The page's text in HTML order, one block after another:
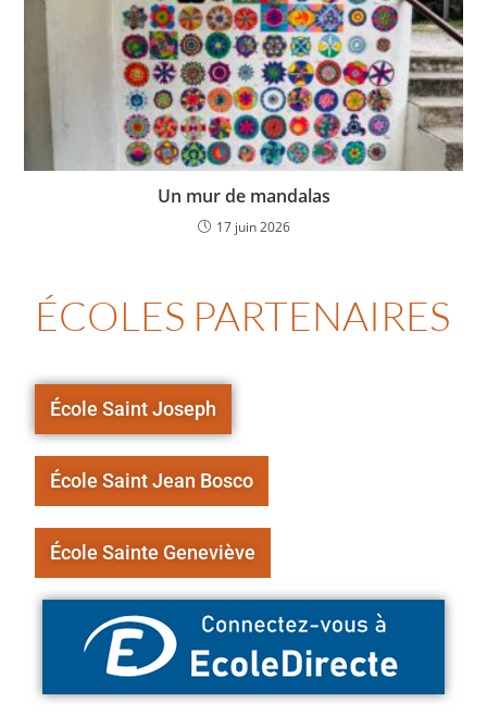
Un mur de mandalas
17 juin 2026
ÉCOLES PARTENAIRES
École Saint Joseph
École Saint Jean Bosco
École Sainte Geneviève